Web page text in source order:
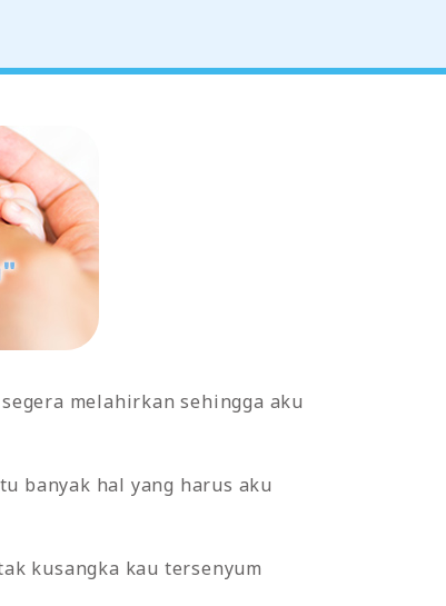
melahirkan sehingga aku
banyak hal yang harus aku
kusangka kau tersenyum